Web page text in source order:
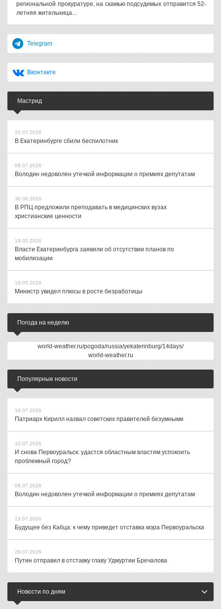
региональной прокуратуре, на скамью подсудимых отправится 52-
летняя жительница...
Telegram
Вконтакте
Мастрид
25.07.2026
В Екатеринбурге сбили беспилотник
08.07.2026
Володин недоволен утечкой информации о премиях депутатам
30.06.2026
В РПЦ предложили преподавать в медицинских вузах
христианские ценности
19.05.2026
Власти Екатеринбурга заявили об отсутствии планов по
мобилизации
18.05.2026
Министр увидел плюсы в росте безработицы
Погода на неделю
world-weather.ru/pogoda/russia/yekaterinburg/14days/
world-weather.ru
Популярные новости
16.07.2026
Патриарх Кирилл назвал советских правителей безумными
10.07.2026
И снова Первоуральск: удастся областным властям успокоить
проблемный город?
08.07.2026
Володин недоволен утечкой информации о премиях депутатам
23.07.2026
Будущее без Кабца: к чему приведет отставка мэра Первоуральска
29.07.2026
Путин отправил в отставку главу Удмуртии Бречалова
Новости по дням